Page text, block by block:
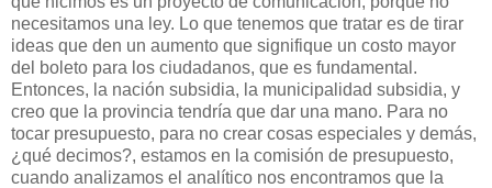
necesitamos una ley. Lo que tenemos que tratar es de tirar
ideas que den un aumento que signifique un costo mayor
del boleto para los ciudadanos, que es fundamental.
Entonces, la nación subsidia, la municipalidad subsidia, y
creo que la provincia tendría que dar una mano. Para no
tocar presupuesto, para no crear cosas especiales y demás,
¿qué decimos?, estamos en la comisión de presupuesto,
cuando analizamos el analítico nos encontramos que la